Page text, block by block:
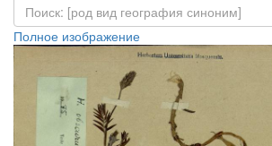
Полное изображение